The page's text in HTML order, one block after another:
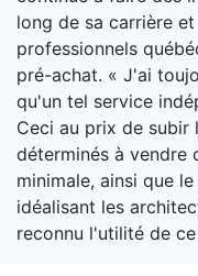
long de sa carrière
professionnels
pré-achat. « J'ai
qu'un tel service
Ceci au prix de subir
déterminés à vendre
minimale, ainsi que
idéalisant les
reconnu l'utilité de